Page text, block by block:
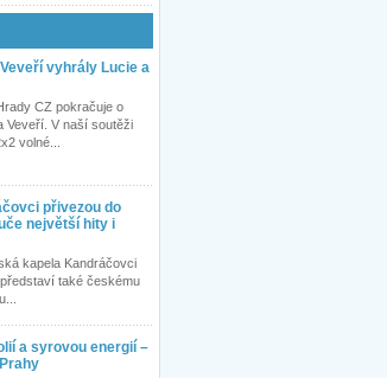
vyhrály Lucie a
CZ pokračuje o
Veveří. V naší soutěži
volné...
přivezou do
největší hity i
kapela Kandráčovci
také českému
a syrovou energií –